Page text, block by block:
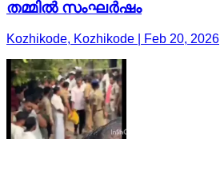
തമ്മിൽ സംഘർഷം
Kozhikode, Kozhikode | Feb 20, 2026